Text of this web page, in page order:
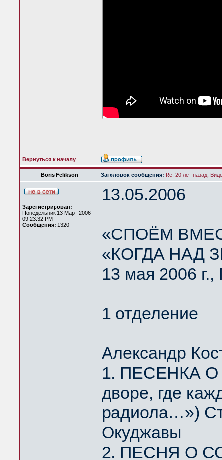
Вернуться к началу
Boris Felikson Заголовок сообщения: Re: 20 лет назад.
Зарегистрирован:
Понедельник 13 Март 2006
09:23:32 PM
Сообщения: 1320
13.05.2006
«СПОЁМ
«КОГДА НАД
13 мая 2006 г.,
1 отделение
Александр
1. ПЕСЕНКА
дворе, где
радиола…»)
Окуджавы
2. ПЕСНЯ О